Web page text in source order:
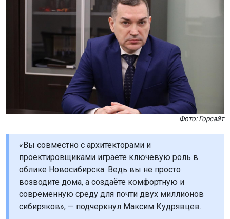
Фото: Горсайт
«Вы совместно с архитекторами и
проектировщиками играете ключевую роль в
облике Новосибирска. Ведь вы не просто
возводите дома, а создаёте комфортную и
современную среду для почти двух миллионов
сибиряков», — подчеркнул Максим Кудрявцев.